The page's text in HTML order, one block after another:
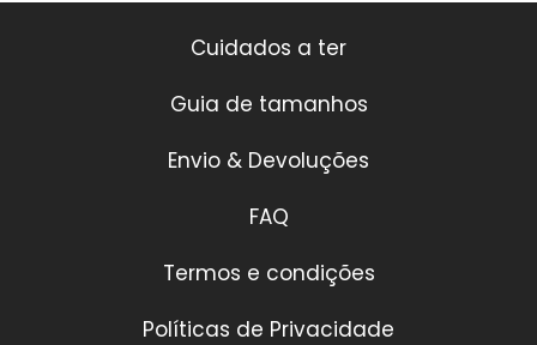
Cuidados a ter
Guia de tamanhos
Envio & Devoluções
FAQ
Termos e condições
Políticas de Privacidade